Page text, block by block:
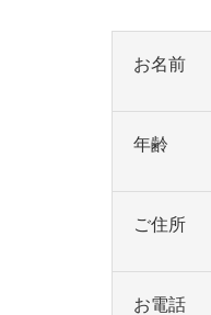
お名前
年齢
ご住所
お電話